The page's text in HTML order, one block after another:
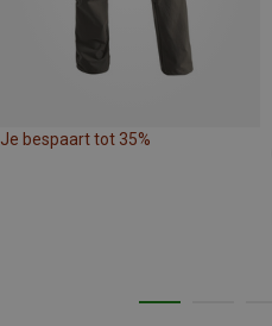
Je bespaart tot 35%